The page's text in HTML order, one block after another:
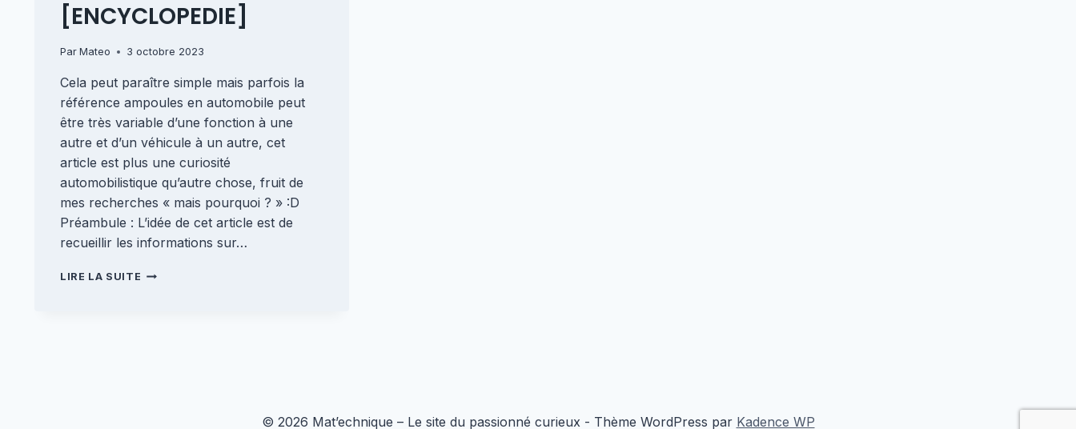
[ENCYCLOPEDIE]
Par Mateo 3 octobre 2023
Cela peut paraître simple mais parfois la
référence ampoules en automobile peut
être très variable d’une fonction à une
autre et d’un véhicule à un autre, cet
article est plus une curiosité
automobilistique qu’autre chose, fruit de
mes recherches « mais pourquoi ? » :D
Préambule : L’idée de cet article est de
recueillir les informations sur…
LIRE LA SUITE RÉFÉRENCE
© 2026 Mat’echnique – Le site du passionné curieux - Thème WordPress par Kadence WP